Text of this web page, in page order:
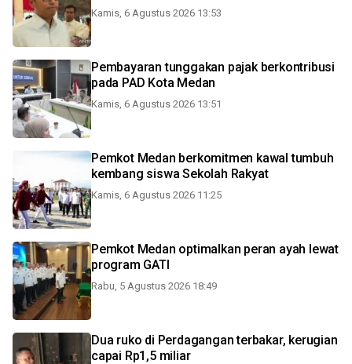
Kamis, 6 Agustus 2026 13:53
Pembayaran tunggakan pajak berkontribusi
pada PAD Kota Medan
Kamis, 6 Agustus 2026 13:51
Pemkot Medan berkomitmen kawal tumbuh
kembang siswa Sekolah Rakyat
Kamis, 6 Agustus 2026 11:25
Pemkot Medan optimalkan peran ayah lewat
program GATI
Rabu, 5 Agustus 2026 18:49
Dua ruko di Perdagangan terbakar, kerugian
capai Rp1,5 miliar